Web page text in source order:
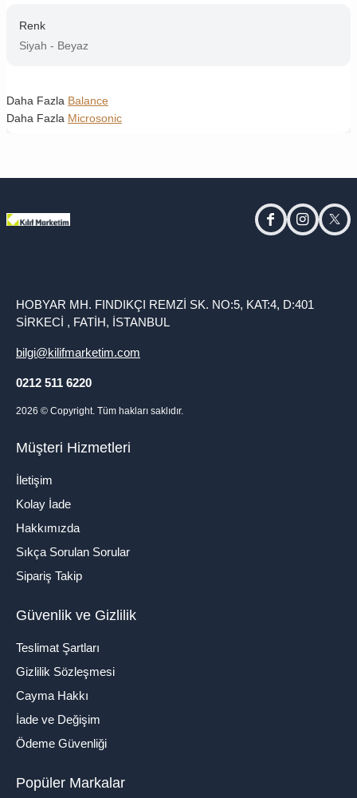
Renk
Siyah - Beyaz
Daha Fazla Balance
Daha Fazla Microsonic
facebookinstagram
HOBYAR MH. FINDIKÇI REMZİ SK. NO:5, KAT:4, D:401
SİRKECİ , FATİH, İSTANBUL
bilgi@kilifmarketim.com
0212 511 6220
2026 © Copyright. Tüm hakları saklıdır.
Müşteri Hizmetleri
İletişim
Kolay İade
Hakkımızda
Sıkça Sorulan Sorular
Sipariş Takip
Güvenlik ve Gizlilik
Teslimat Şartları
Gizlilik Sözleşmesi
Cayma Hakkı
İade ve Değişim
Ödeme Güvenliği
Popüler Markalar